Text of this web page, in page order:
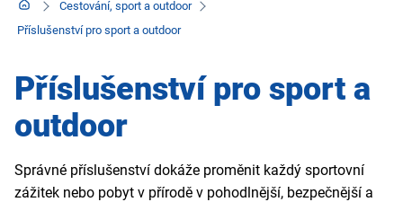
Cestování, sport a outdoor
Příslušenství pro sport a outdoor
Příslušenství pro sport a
outdoor
Správné příslušenství dokáže proměnit každý sportovní
zážitek nebo pobyt v přírodě v pohodlnější, bezpečnější a